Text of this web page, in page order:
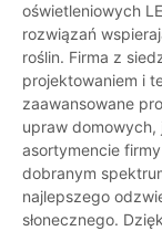
oświetleniowych
rozwiązań
roślin. Firma z
projektowaniem i
zaawansowane
upraw domowych,
asortymencie
dobranym
najlepszego
słonecznego.